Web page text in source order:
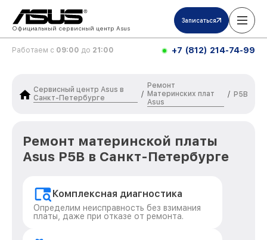
Официальный сервисный центр Asus
Записаться
Работаем с 09:00 до 21:00 +7 (812) 214-74-99
Сервисный центр Asus в
Санкт-Петербурге
/
Ремонт
Материнских плат
Asus
/ P5B
Ремонт материнской платы
Asus P5B в Санкт-Петербурге
Комплексная диагностика
Определим неисправность без взимания
платы, даже при отказе от ремонта.